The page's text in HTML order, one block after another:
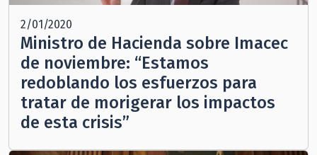
2/01/2020
Ministro de Hacienda sobre Imacec
de noviembre: “Estamos
redoblando los esfuerzos para
tratar de morigerar los impactos
de esta crisis”